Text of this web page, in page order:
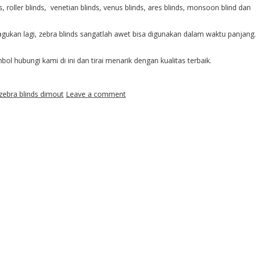
blinds, venetian blinds, venus blinds, ares blinds, monsoon blind dan
lagi, zebra blinds sangatlah awet bisa digunakan dalam waktu panjang.
hubungi kami di ini dan tirai menarik dengan kualitas terbaik.
zebra blinds dimout Leave a comment